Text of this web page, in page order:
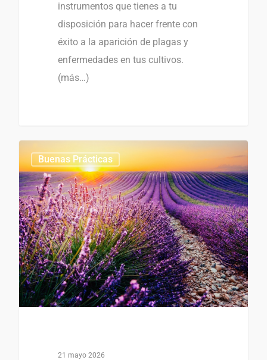
instrumentos que tienes a tu
disposición para hacer frente con
éxito a la aparición de plagas y
enfermedades en tus cultivos.
(más…)
Buenas Prácticas
21 mayo 2026